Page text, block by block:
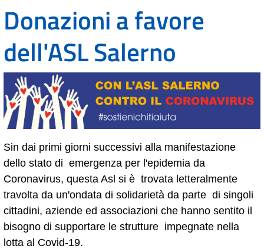
Donazioni a favore
dell'ASL Salerno
Sin dai primi giorni successivi alla manifestazione
dello stato di emergenza per l'epidemia da
Coronavirus, questa Asl si è trovata letteralmente
travolta da un'ondata di solidarietà da parte di singoli
cittadini, aziende ed associazioni che hanno sentito il
bisogno di supportare le strutture impegnate nella
lotta al Covid-19.